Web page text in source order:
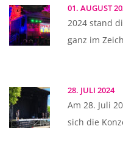
01. AUGUST
2024 stand
ganz im
28. JULI 2024
Am 28. Juli
sich die